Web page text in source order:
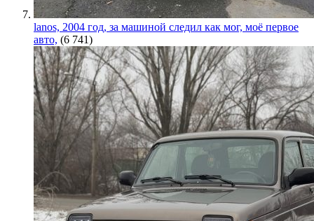
lanos, 2004 год, за машиной следил как мог, моё первое
авто, (6 741)